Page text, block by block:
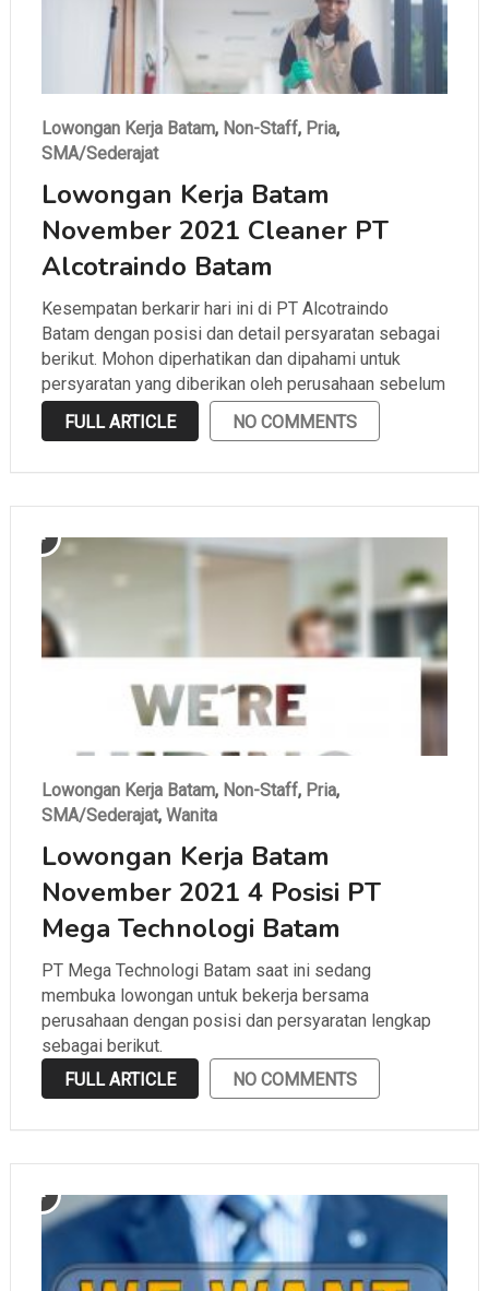
Lowongan Kerja Batam, Non-Staff, Pria,
SMA/Sederajat
Lowongan Kerja Batam
November 2021 Cleaner PT
Alcotraindo Batam
Kesempatan berkarir hari ini di PT Alcotraindo
Batam dengan posisi dan detail persyaratan sebagai
berikut. Mohon diperhatikan dan dipahami untuk
persyaratan yang diberikan oleh perusahaan sebelum
melamar.
FULL ARTICLE NO COMMENTS
Lowongan Kerja Batam, Non-Staff, Pria,
SMA/Sederajat, Wanita
Lowongan Kerja Batam
November 2021 4 Posisi PT
Mega Technologi Batam
PT Mega Technologi Batam saat ini sedang
membuka lowongan untuk bekerja bersama
perusahaan dengan posisi dan persyaratan lengkap
sebagai berikut.
FULL ARTICLE
NO COMMENTS